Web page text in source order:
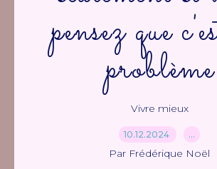
pensez que
problème
Vivre mieux
10.12.2024 …
Par Frédérique Noël